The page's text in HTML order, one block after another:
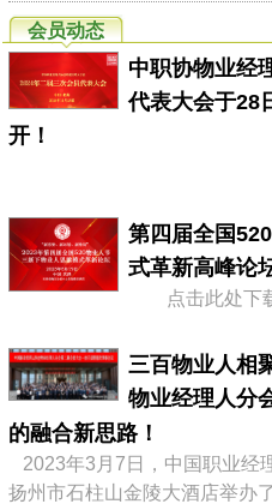
会员动态
中职协物业经
代表大会于28
开！
第四届全国
式革新高峰论
点击此处下
三百物业人相
物业经理人分
的融合新思路！
2023年3月7日，中国职业经
扬州市石柱山金陵大酒店举办